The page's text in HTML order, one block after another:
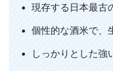
現存する日本最古
個性的な酒米で、
しっかりとした強